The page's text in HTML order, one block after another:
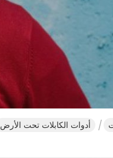
أدوات الكابلات تحت الأرض